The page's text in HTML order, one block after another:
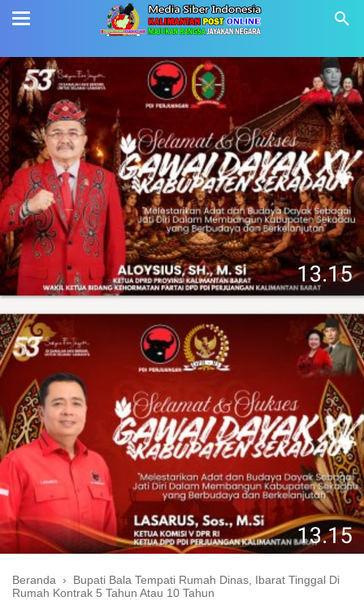
Beranda › Bupati Bala Tempati Rumah Dinas, Ibarat Tinggal Di
Rumah Kontrak 5 Tahun Atau 10 Tahun